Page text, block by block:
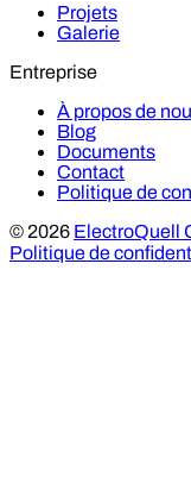
Projets
Galerie
Entreprise
À propos de
Blog
Documents
Contact
Politique de
© 2026 ElectroQuell
Politique de